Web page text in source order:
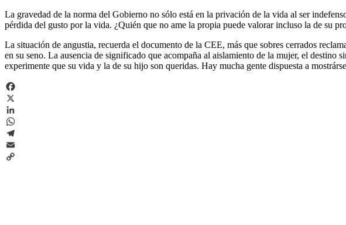
La gravedad de la norma del Gobierno no sólo está en la privación de la vida al ser
pérdida del gusto por la vida. ¿Quién que no ame la propia puede valorar incluso la de su
La situación de angustia, recuerda el documento de la CEE, más que sobres cerrados
en su seno. La ausencia de significado que acompaña al aislamiento de la mujer, el destino
experimente que su vida y la de su hijo son queridas. Hay mucha gente dispuesta a
Facebook
X
LinkedIn
WhatsApp
Telegram
Email